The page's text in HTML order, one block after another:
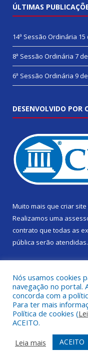
ÚLTIMAS
14ª Sessão Ordinária 15
8ª Sessão Ordinária 7
6ª Sessão Ordinária 9
DESENVOLVIDO POR
Muito mais que criar site
Realizamos uma
contrato que todas as
pública serão atendidas.
Todos os direitos
Mapa do Site
Nós usamos cookies
navegação no portal.
concorda com a
Para ter mais
Política de cookies (
ACEITO.
Leia mais
ACEITO